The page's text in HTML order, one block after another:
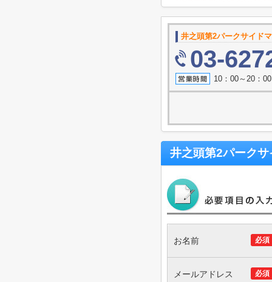
井之頭第2パークサイド
03-
10：00～20：
井之頭第2パーク
必須
お名前
必須
メールアドレス